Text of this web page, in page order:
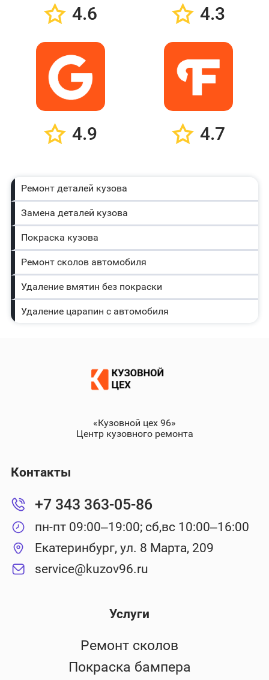
4.6 4.3
4.9 4.7
Ремонт деталей кузова
Замена деталей кузова
Покраска кузова
Ремонт сколов автомобиля
Удаление вмятин без покраски
Удаление царапин с автомобиля
«Кузовной цех 96»
Центр кузовного ремонта
Услуги
Ремонт сколов
Покраска бампера
Контакты
+7 343 363-05-86
пн-пт 09:00–19:00; сб,вс 10:00–16:00
Екатеринбург, ул. 8 Марта, 209
service@kuzov96.ru